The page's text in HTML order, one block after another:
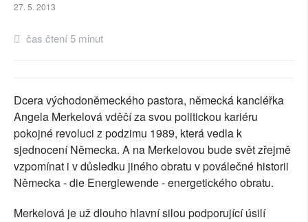
RUBRIKY
PLNÁ VERZE STRÁNEK
27. 5. 2013
čas čtení 5 minut
Dcera východoněmeckého pastora, německá kancléřka
Angela Merkelová vděčí za svou politickou kariéru
pokojné revoluci z podzimu 1989, která vedla k
sjednocení Německa. A na Merkelovou bude svět zřejmě
vzpomínat i v důsledku jiného obratu v poválečné historii
Německa - die Energiewende - energetického obratu.
Merkelová je už dlouho hlavní silou podporující úsilí